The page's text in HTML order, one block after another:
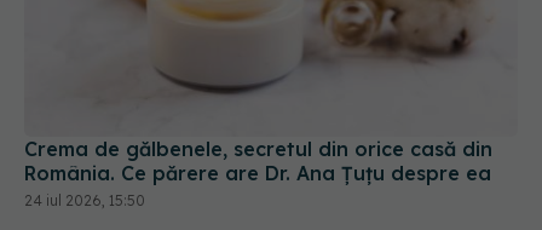
Crema de gălbenele, secretul din orice casă din
România. Ce părere are Dr. Ana Țuțu despre ea
24 iul 2026, 15:50